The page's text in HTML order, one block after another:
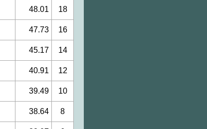
48.01 18
47.73 16
45.17 14
40.91 12
39.49 10
38.64 8